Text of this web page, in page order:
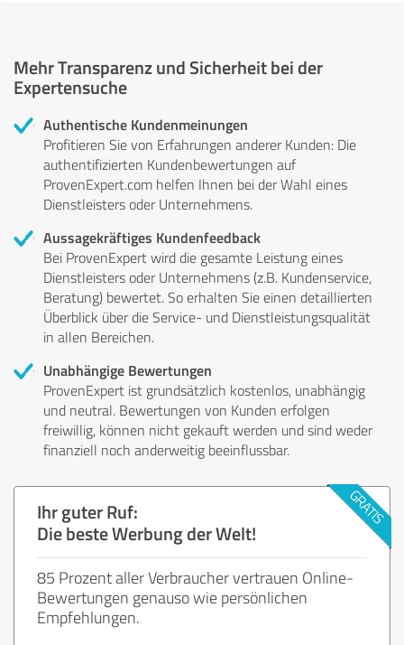
Mehr Transparenz und Sicherheit bei der
Expertensuche
Authentische Kundenmeinungen
Profitieren Sie von Erfahrungen anderer Kunden: Die
authentifizierten Kundenbewertungen auf
ProvenExpert.com helfen Ihnen bei der Wahl eines
Dienstleisters oder Unternehmens.
Aussagekräftiges Kundenfeedback
Bei ProvenExpert wird die gesamte Leistung eines
Dienstleisters oder Unternehmens (z.B. Kundenservice,
Beratung) bewertet. So erhalten Sie einen detaillierten
Überblick über die Service- und Dienstleistungsqualität
in allen Bereichen.
Unabhängige Bewertungen
ProvenExpert ist grundsätzlich kostenlos, unabhängig
und neutral. Bewertungen von Kunden erfolgen
freiwillig, können nicht gekauft werden und sind weder
finanziell noch anderweitig beeinflussbar.
Ihr guter Ruf:
Die beste Werbung der Welt!
85 Prozent aller Verbraucher vertrauen Online-
Bewertungen genauso wie persönlichen
Empfehlungen.